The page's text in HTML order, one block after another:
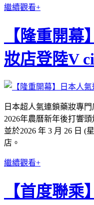
繼續觀看+
【隆重開
妝店登陸V
日本超人氣連鎖藥妝專
2026年農曆新年後打響
並於2026 年 3 月 26 日 (
店。
繼續觀看+
【首度聯乘